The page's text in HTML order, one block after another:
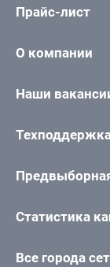
Прайс-лист
О компании
Наши
Статистика
Все города